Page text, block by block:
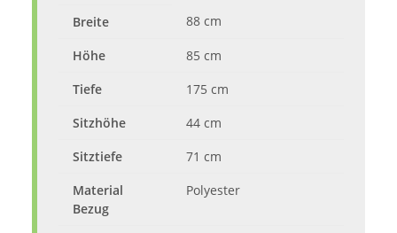
Breite 88 cm
Höhe
85 cm
Tiefe
175 cm
Sitzhöhe
44 cm
Sitztiefe
71 cm
Material
Bezug
Polyester